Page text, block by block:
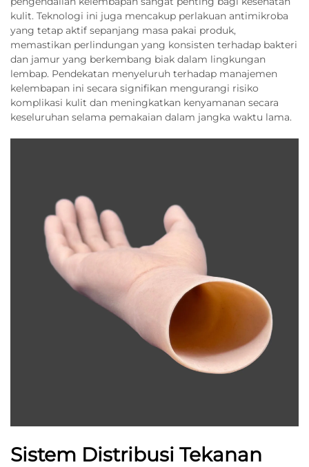
kulit. Teknologi ini juga mencakup perlakuan antimikroba
yang tetap aktif sepanjang masa pakai produk,
memastikan perlindungan yang konsisten terhadap bakteri
dan jamur yang berkembang biak dalam lingkungan
lembap. Pendekatan menyeluruh terhadap manajemen
kelembapan ini secara signifikan mengurangi risiko
komplikasi kulit dan meningkatkan kenyamanan secara
keseluruhan selama pemakaian dalam jangka waktu lama.
Sistem Distribusi Tekanan